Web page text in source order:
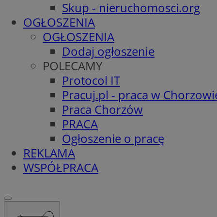
Skup - nieruchomosci.org
OGŁOSZENIA
OGŁOSZENIA
Dodaj ogłoszenie
POLECAMY
Protocol IT
Pracuj.pl - praca w
Praca Chorzów
PRACA
Ogłoszenie o pracę
REKLAMA
WSPÓŁPRACA